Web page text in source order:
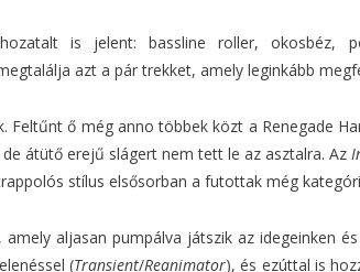
is jelent: bassline roller, okosbéz,
azt a pár trekket, amely leginkább
Feltűnt ő még anno többek közt a Renegade
átütő erejű slágert nem tett le az asztalra. Az
stílus elsősorban a futottak még
amely aljasan pumpálva játszik az idegeinken
(Transient/Reanimator), és ezúttal is